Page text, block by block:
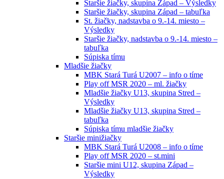
Staršie žiačky, skupina Západ – Výsledky
Staršie žiačky, skupina Západ – tabuľka
St. žiačky, nadstavba o 9.-14. miesto –
Výsledky
Staršie žiačky, nadstavba o 9.-14. miesto –
tabuľka
Súpiska tímu
Mladšie žiačky
MBK Stará Turá U2007 – info o tíme
Play off MSR 2020 – ml. žiačky
Mladšie žiačky U13, skupina Stred –
Výsledky
Mladšie žiačky U13, skupina Stred –
tabuľka
Súpiska tímu mladšie žiačky
Staršie minižiačky
MBK Stará Turá U2008 – info o tíme
Play off MSR 2020 – st.mini
Staršie mini U12, skupina Západ –
Výsledky